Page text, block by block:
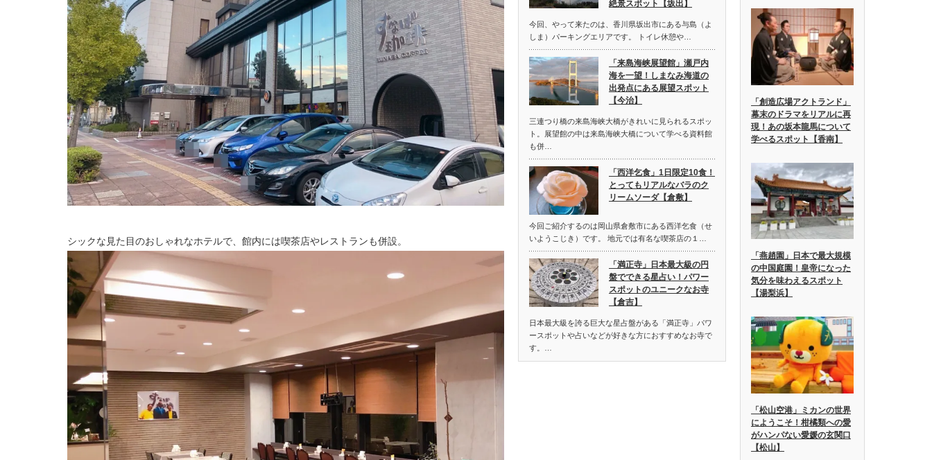
シックな見た目のおしゃれなホテルで、館内には喫茶店やレストランも併設。
絶景スポット【坂出】
今回、やって来たのは、香川県坂出市にある与島（よ
しま）パーキングエリアです。 トイレ休憩や…
「来島海峡展望館」瀬戸内
海を一望！しまなみ海道の
出発点にある展望スポット
【今治】
三連つり橋の来島海峡大橋がきれいに見られるスポッ
ト。展望館の中は来島海峡大橋について学べる資料館
も併…
「西洋乞食」1日限定10食！
とってもリアルなバラのク
リームソーダ【倉敷】
今回ご紹介するのは岡山県倉敷市にある西洋乞食（せ
いようこじき）です。 地元では有名な喫茶店の１…
「満正寺」日本最大級の円
盤でできる星占い！パワー
スポットのユニークなお寺
【倉吉】
日本最大級を誇る巨大な星占盤がある「満正寺」パワ
ースポットや占いなどが好きな方におすすめなお寺で
す。…
「創造広場アクトランド」
幕末のドラマをリアルに再
現！あの坂本龍馬について
学べるスポット【香南】
「燕趙園」日本で最大規模
の中国庭園！皇帝になった
気分を味わえるスポット
【湯梨浜】
「松山空港」ミカンの世界
にようこそ！柑橘類への愛
がハンパない愛媛の玄関口
【松山】